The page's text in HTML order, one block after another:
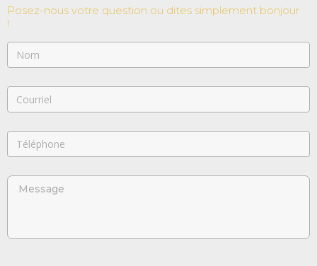
Posez-nous votre question ou dites simplement bonjour
!